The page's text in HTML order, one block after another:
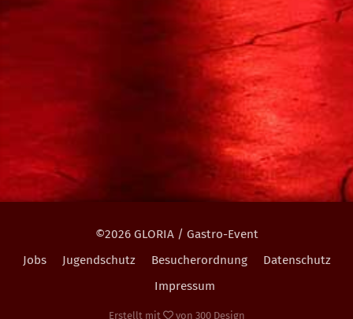
©2026 GLORIA / Gastro-Event
Jobs
Jugendschutz Besucherordnung
Datenschutz
Impressum
Erstellt mit von 300 Design